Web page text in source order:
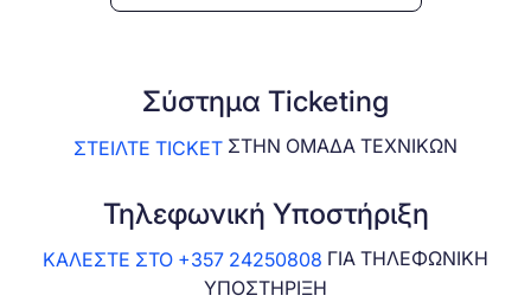
Σύστημα Ticketing
ΣΤΕΙΛΤΕ TICKET ΣΤΗΝ ΟΜΑΔΑ ΤΕΧΝΙΚΩΝ
Τηλεφωνική Υποστήριξη
ΚΑΛΕΣΤΕ ΣΤΟ +357 24250808 ΓΙΑ ΤΗΛΕΦΩΝΙΚΗ
ΥΠΟΣΤΗΡΙΞΗ